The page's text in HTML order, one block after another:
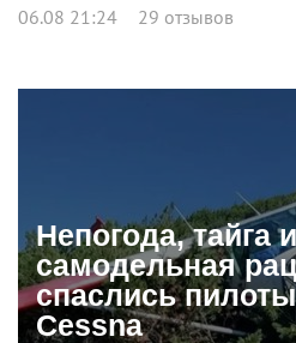
06.08 21:24 29 отзывов
Непогода, тайга и
самодельная
спаслись
Cessna